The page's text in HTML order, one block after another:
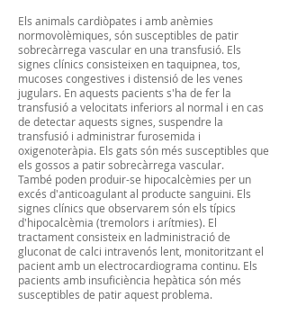
Els animals cardiòpates i amb anèmies
normovolèmiques, són susceptibles de patir
sobrecàrrega vascular en una transfusió. Els
signes clínics consisteixen en taquipnea, tos,
mucoses congestives i distensió de les venes
jugulars. En aquests pacients s'ha de fer la
transfusió a velocitats inferiors al normal i en cas
de detectar aquests signes, suspendre la
transfusió i administrar furosemida i
oxigenoteràpia. Els gats són més susceptibles que
els gossos a patir sobrecàrrega vascular.
També poden produir-se hipocalcèmies per un
excés d'anticoagulant al producte sanguini. Els
signes clínics que observarem són els típics
d'hipocalcèmia (tremolors i arítmies). El
tractament consisteix en ladministració de
gluconat de calci intravenós lent, monitoritzant el
pacient amb un electrocardiograma continu. Els
pacients amb insuficiència hepàtica són més
susceptibles de patir aquest problema.